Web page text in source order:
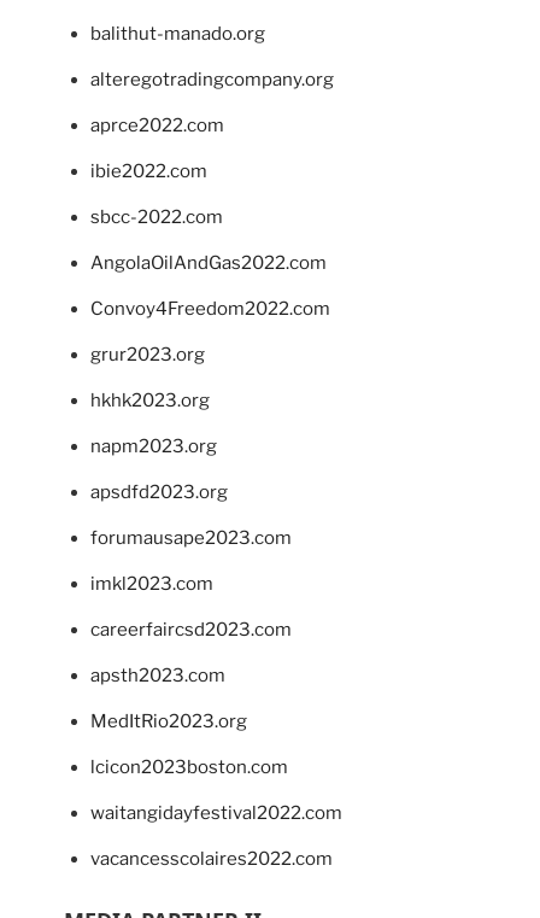
balithut-manado.org
alteregotradingcompany.org
aprce2022.com
ibie2022.com
sbcc-2022.com
AngolaOilAndGas2022.com
Convoy4Freedom2022.com
grur2023.org
hkhk2023.org
napm2023.org
apsdfd2023.org
forumausape2023.com
imkl2023.com
careerfaircsd2023.com
apsth2023.com
MedItRio2023.org
lcicon2023boston.com
waitangidayfestival2022.com
vacancesscolaires2022.com